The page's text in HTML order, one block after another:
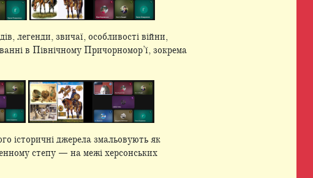
легенди, звичаї, особливості війни,
в Північному Причорномор’ї, зокрема
історичні джерела змальовують як
степу — на межі херсонських